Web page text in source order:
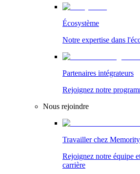
Écosystème
Notre expertise dans
Partenaires intégrateurs
Rejoignez notre
Nous rejoindre
Travailler chez Memority
Rejoignez notre équipe
carrière